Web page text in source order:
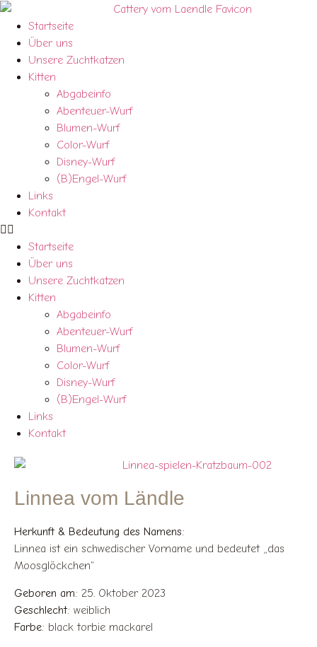
Startseite
Über uns
Unsere Zuchtkatzen
Kitten
Abgabeinfo
Abenteuer-Wurf
Blumen-Wurf
Color-Wurf
Disney-Wurf
(B)Engel-Wurf
Links
Kontakt
Startseite
Über uns
Unsere Zuchtkatzen
Kitten
Abgabeinfo
Abenteuer-Wurf
Blumen-Wurf
Color-Wurf
Disney-Wurf
(B)Engel-Wurf
Links
Kontakt
Linnea vom Ländle
Herkunft & Bedeutung des Namens:
Linnea ist ein schwedischer Vorname und bedeutet „das
Moosglöckchen“
Geboren am: 25. Oktober 2023
Geschlecht: weiblich
Farbe: black torbie mackarel